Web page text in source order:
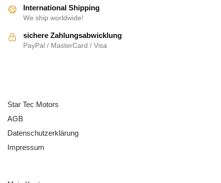
International Shipping
We ship worldwide!
sichere Zahlungsabwicklung
PayPal / MasterCard / Visa
Star Tec Motors
AGB
Datenschutzerklärung
Impressum